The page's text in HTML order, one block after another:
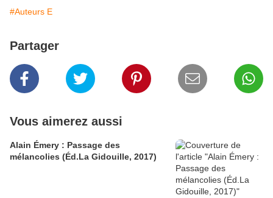
#Auteurs E
Partager
Vous aimerez aussi
Alain Émery : Passage des
mélancolies (Éd.La Gidouille, 2017)